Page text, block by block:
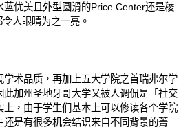
蓝优美且外型圆滑的Price Center还是稜
人眼睛为之一亮。
术品质，再加上五大学院之首瑞弗尔学
此加州圣地牙哥大学又被人调侃是「社交
，由于学生们基本上可以修读各个学院
还是有很多机会结识来自不同背景的菁